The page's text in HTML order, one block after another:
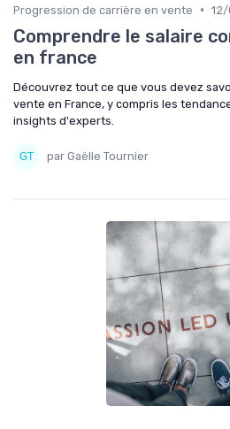
Progression de carrière en vente •
Comprendre le salaire
en france
Découvrez tout ce que vous devez
vente en France, y compris les
insights d'experts.
par Gaëlle Tournier